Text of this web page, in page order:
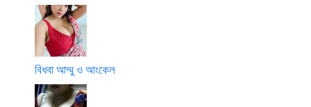
বিধবা আম্মু ও আংকেল